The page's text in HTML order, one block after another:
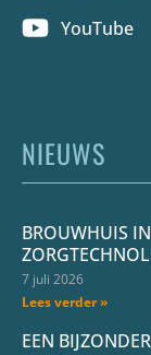
YouTube
NIEUWS
BROUWHUIS
7 juli 2026
Lees verder »
EEN